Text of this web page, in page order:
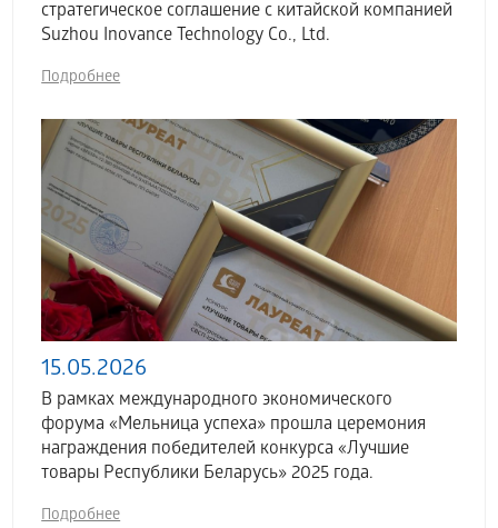
стратегическое соглашение с китайской компанией
Suzhou Inovance Technology Co., Ltd.
Подробнее
15.05.2026
В рамках международного экономического
форума «Мельница успеха» прошла церемония
награждения победителей конкурса «Лучшие
товары Республики Беларусь» 2025 года.
Подробнее